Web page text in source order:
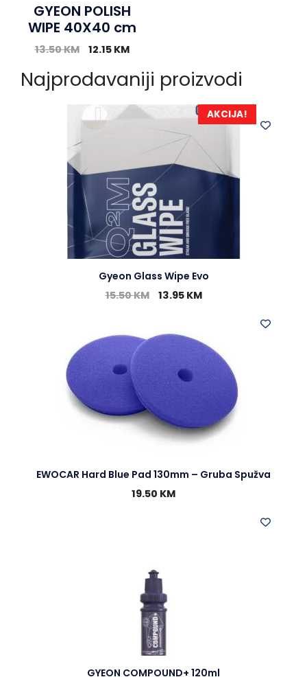
GYEON POLISH
WIPE 40X40 cm
13.50KM 12.15 KM
Najprodavaniji proizvodi
AKCIJA!
Gyeon Glass Wipe Evo
15.50KM 13.95 KM
EWOCAR Hard Blue Pad 130mm – Gruba Spužva
19.50 KM
GYEON COMPOUND+ 120ml